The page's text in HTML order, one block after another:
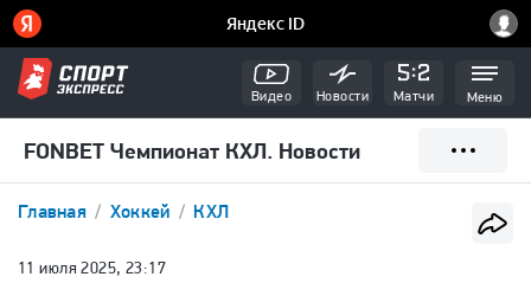
Видео Новости Матчи Меню
FONBET Чемпионат КХЛ. Новости
Главная Хоккей КХЛ
11 июля 2025, 23:17